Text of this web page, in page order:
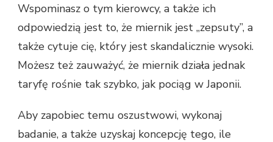
Wspominasz o tym kierowcy, a także ich
odpowiedzią jest to, że miernik jest „zepsuty”, a
także cytuje cię, który jest skandalicznie wysoki.
Możesz też zauważyć, że miernik działa jednak
taryfę rośnie tak szybko, jak pociąg w Japonii.
Aby zapobiec temu oszustwowi, wykonaj
badanie, a także uzyskaj koncepcję tego, ile